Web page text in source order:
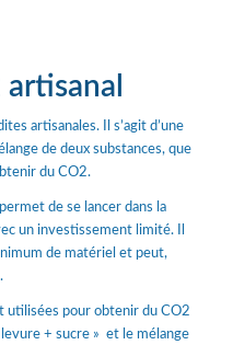
artisanales. Il s’agit d’une
de deux substances, que
du CO2.
de se lancer dans la
un investissement limité. Il
de matériel et peut,
utilisées pour obtenir du CO2
+ sucre » et le mélange